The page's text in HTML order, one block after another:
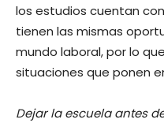
los estudios cuentan
tienen las mismas
mundo laboral, por lo
situaciones que ponen
Dejar la escuela antes